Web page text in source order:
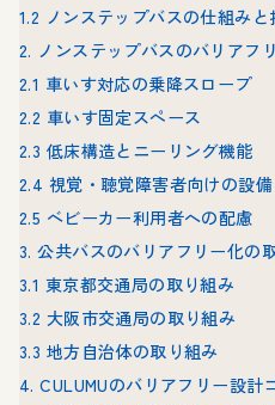
1.2 ノンステップバスの仕組みと
2. ノンステップバスのバリアフ
2.1 車いす対応の乗降スロープ
2.2 車いす固定スペース
2.3 低床構造とニーリング機能
2.4 視覚・聴覚障害者向けの設備
2.5 ベビーカー利用者への配慮
3. 公共バスのバリアフリー化の
3.1 東京都交通局の取り組み
3.2 大阪市交通局の取り組み
3.3 地方自治体の取り組み
4. CULUMUのバリアフリー設計